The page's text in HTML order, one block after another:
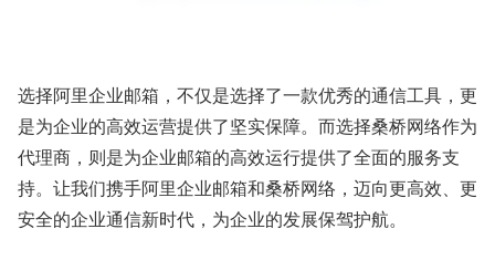
选择阿里企业邮箱，不仅是选择了一款优秀的通信工具，更
是为企业的高效运营提供了坚实保障。而选择桑桥网络作为
代理商，则是为企业邮箱的高效运行提供了全面的服务支
持。让我们携手阿里企业邮箱和桑桥网络，迈向更高效、更
安全的企业通信新时代，为企业的发展保驾护航。